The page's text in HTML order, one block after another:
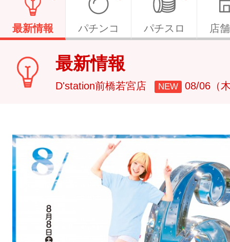
最新情報 パチンコ パチスロ 店
最新情報
D'station前橋若宮店 NEW 08/06（